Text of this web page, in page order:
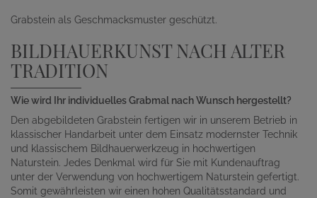
Grabstein als Geschmacksmuster geschützt.
BILDHAUERKUNST NACH ALTER
TRADITION
Wie wird Ihr individuelles Grabmal nach Wunsch hergestellt?
Den abgebildeten Grabstein fertigen wir in unserem Betrieb in
klassischer Handarbeit unter dem Einsatz modernster Technik
und klassischem Bildhauerwerkzeug in hochwertigen
Naturstein. Jedes Denkmal wird für Sie mit Kundenauftrag
unter der Verwendung von hochwertigem Naturstein gefertigt.
Somit gewährleisten wir einen hohen Qualitätsstandard und